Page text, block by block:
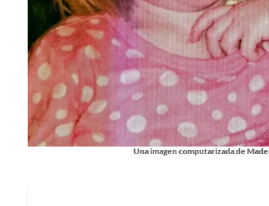
Una imagen computarizada de